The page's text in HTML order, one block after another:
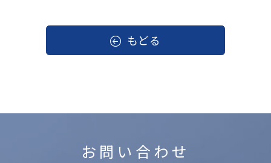
もどる
お問い合わせ